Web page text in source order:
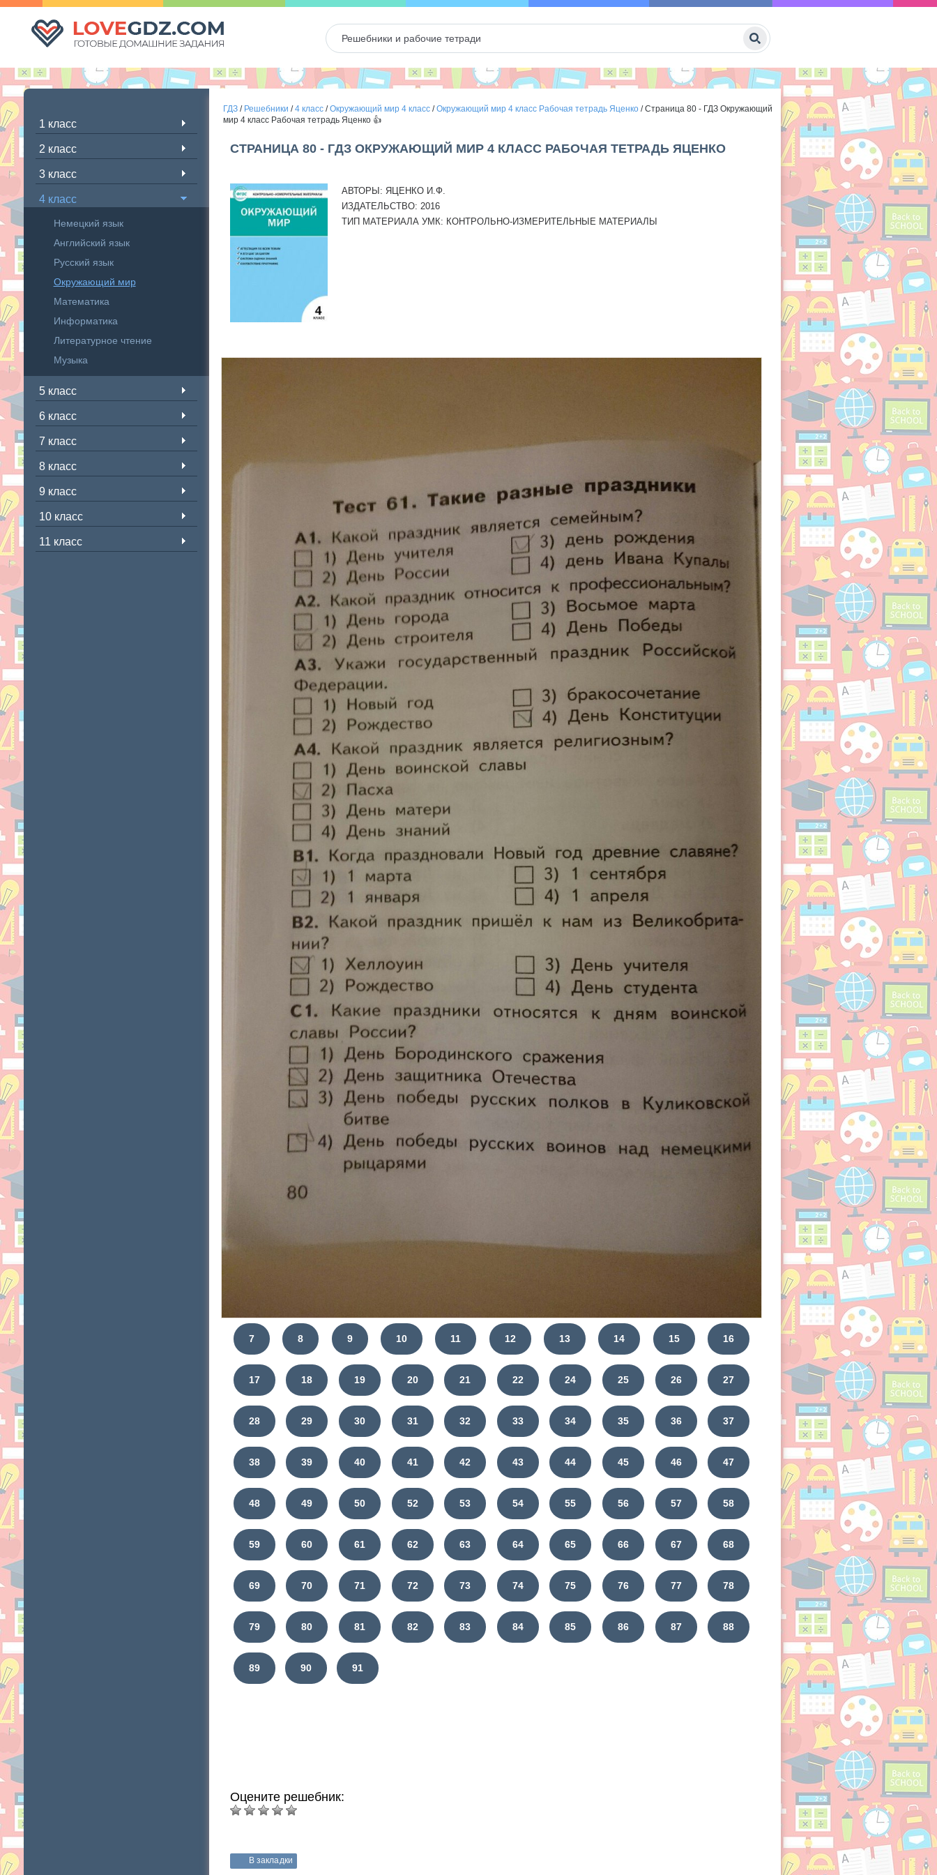
1 класс
2 класс
3 класс
4 класс
Немецкий язык
Английский язык
Русский язык
Окружающий мир
Математика
Информатика
Литературное чтение
Музыка
5 класс
6 класс
7 класс
8 класс
9 класс
10 класс
11 класс
ГДЗ/ Решебники /4 класс/Окружающий мир 4 класс/Окружающий мир 4 класс Рабочая тетрадь Яценко/Страница 80 - ГДЗ Окружающий
мир 4 класс Рабочая тетрадь Яценко 👍
СТРАНИЦА 80 - ГДЗ ОКРУЖАЮЩИЙ МИР 4 КЛАСС РАБОЧАЯ ТЕТРАДЬ ЯЦЕНКО
АВТОРЫ: ЯЦЕНКО И.Ф.
ИЗДАТЕЛЬСТВО: 2016
ТИП МАТЕРИАЛА УМК: КОНТРОЛЬНО-ИЗМЕРИТЕЛЬНЫЕ МАТЕРИАЛЫ
7 8 9 10 11 12 13 14 15 16
17 18 19 20 21 22 24 25 26 27
28 29 30 31 32 33 34 35 36 37
38 39 40 41 42 43 44 45 46 47
48 49 50 52 53 54 55 56 57 58
59 60 61 62 63 64 65 66 67 68
69 70 71 72 73 74 75 76 77 78
79 80 81 82 83 84 85 86 87 88
89 90 91
Оцените решебник:
В закладки